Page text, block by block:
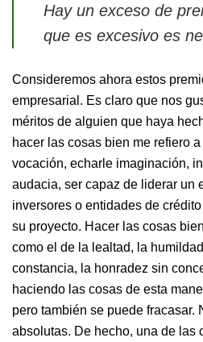
Hay un exceso de
que es excesivo es
Consideremos ahora estos
empresarial. Es claro que nos
méritos de alguien que haya
hacer las cosas bien me refiero
vocación, echarle imaginación,
audacia, ser capaz de liderar un
inversores o entidades de
su proyecto. Hacer las cosas
como el de la lealtad, la
constancia, la honradez sin
haciendo las cosas de esta
pero también se puede fracasar.
absolutas. De hecho, una de las